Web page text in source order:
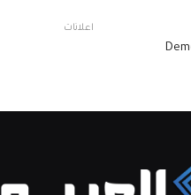
اعلانات